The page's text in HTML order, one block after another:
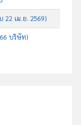
22 เม.ย. 2569)
บริษัท)